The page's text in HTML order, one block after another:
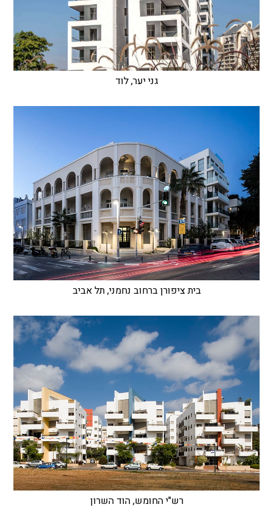
גני יער, לוד
בית ציפורן ברחוב נחמני, תל אביב
רש"י החומש, הוד השרון